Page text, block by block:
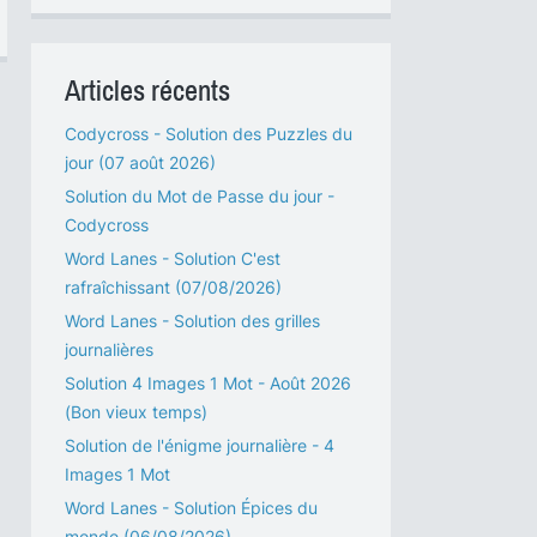
Articles récents
Codycross - Solution des Puzzles du
jour (07 août 2026)
Solution du Mot de Passe du jour -
Codycross
Word Lanes - Solution C'est
rafraîchissant (07/08/2026)
Word Lanes - Solution des grilles
journalières
Solution 4 Images 1 Mot - Août 2026
(Bon vieux temps)
Solution de l'énigme journalière - 4
Images 1 Mot
Word Lanes - Solution Épices du